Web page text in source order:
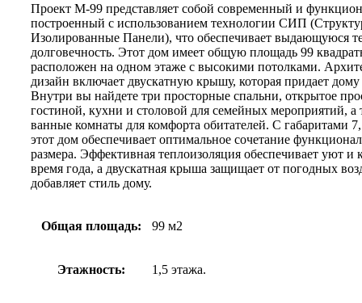
Проект М-99 представляет собой современный и
построенный с использованием технологии СИП
Изолированные Панели), что обеспечивает выдающуюся
долговечность. Этот дом имеет общую площадь 99
расположен на одном этаже с высокими потолками.
дизайн включает двускатную крышу, которая придает
Внутри вы найдете три просторные спальни, открытое
гостиной, кухни и столовой для семейных мероприятий, а
ванные комнаты для комфорта обитателей. С габаритами
этот дом обеспечивает оптимальное сочетание
размера. Эффективная теплоизоляция обеспечивает уют и
время года, а двускатная крыша защищает от погодных
добавляет стиль дому.
Общая площадь: 99 м2
Этажность: 1,5 этажа.